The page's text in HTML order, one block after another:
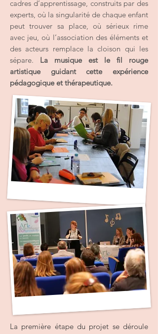
cadres d’apprentissage, construits par des
experts, où la singularité de chaque enfant
peut trouver sa place, où sérieux rime
avec jeu, où l’association des éléments et
des acteurs remplace la cloison qui les
sépare. La musique est le fil rouge
artistique guidant cette expérience
pédagogique et thérapeutique.
La première étape du projet se déroule